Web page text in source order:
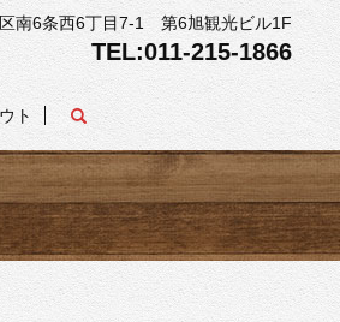
南6条西6丁目7-1 第6旭観光ビル1F
TEL:011-215-1866
ト search